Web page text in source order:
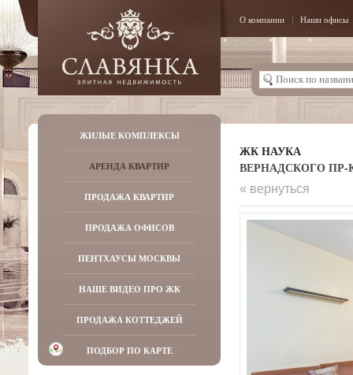
О компании Наши офисы
ЖИЛЫЕ КОМПЛЕКСЫ
АРЕНДА КВАРТИР
ПРОДАЖА КВАРТИР
ПРОДАЖА ОФИСОВ
ПЕНТХАУСЫ МОСКВЫ
НАШЕ ВИДЕО ПРО ЖК
ПРОДАЖА КОТТЕДЖЕЙ
ПОДБОР ПО КАРТЕ
ЖК НАУКА
ВЕРНАДСКОГО ПР-
« вернуться